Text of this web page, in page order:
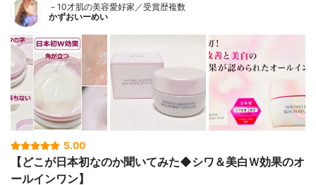
－10才肌の美容愛好家／受賞歴複数
かずおいーめい
5.00
【どこが日本初なのか聞いてみた◆シワ＆美白Ｗ効果のオ
ールインワン】